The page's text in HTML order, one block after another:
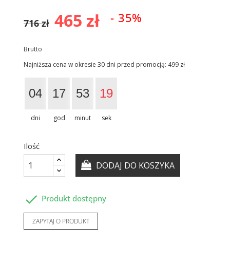
465 zł - 35%
716 zł
Brutto
Najniższa cena w okresie 30 dni przed promocją: 499 zł
04
dni
17
god
53
minut
18
sek
Ilość
DODAJ DO KOSZYKA
 Produkt dostępny
ZAPYTAJ O PRODUKT